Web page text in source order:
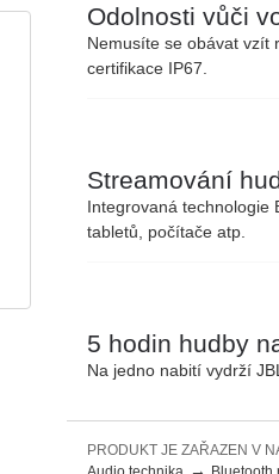
Odolnosti vůči
Nemusíte se obávat vzít
certifikace IP67.
Streamování
Integrovaná technologie
tabletů, počítače atp.
5 hodin hudby
Na jedno nabití vydrží
PRODUKT JE ZAŘAZEN V